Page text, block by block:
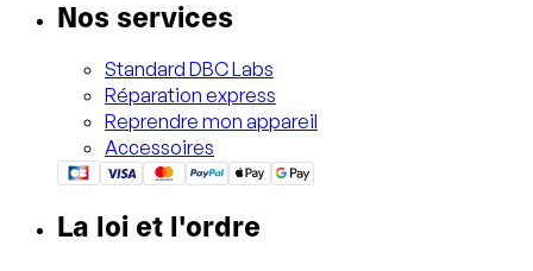
Nos services
Standard DBC Labs
Réparation express
Reprendre mon appareil
Accessoires
La loi et l'ordre